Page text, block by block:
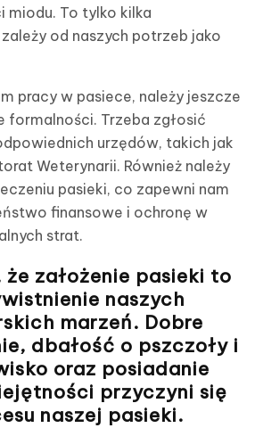
miodu. To tylko kilka
od naszych potrzeb jako
pracy w pasiece, należy jeszcze
formalności. Trzeba zgłosić
urzędów, takich jak
Weterynarii. Również należy
pasieki, co zapewni nam
finansowe i ochronę w
strat.
założenie pasieki to
naszych
marzeń. Dobre
dbałość o pszczoły i
oraz posiadanie
przyczyni się
naszej pasieki.